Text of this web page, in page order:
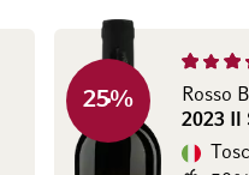
2023 Il
25%